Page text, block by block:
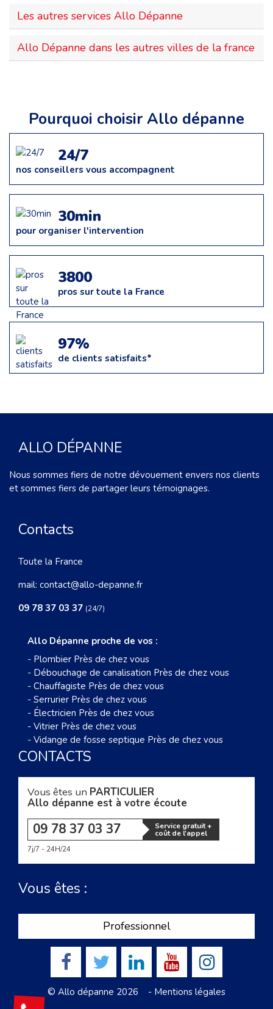
Les autres services Allo Dépanne
Allo Dépanne dans les autres villes de la france
Pourquoi choisir Allo dépanne
24/7
nos conseillers vous accompagnent
30min
pour organiser l'intervention
3800
pros sur toute la France
97%
de clients satisfaits*
ALLO DÉPANNE
Nous sommes fiers de notre dévouement envers nos clients
et sommes fiers de partager leurs témoignages.
Contacts
Toute la France
mail: contact@allo-depanne.fr
09 78 37 03 37 (24/7)
Allo Dépanne proche de vos :
- Plombier Près de chez vous
- Débouchage de canalisation Près de chez vous
- Chauffagiste Près de chez vous
- Serrurier Près de chez vous
- Électricien Près de chez vous
- Vitrier Près de chez vous
- Vidange de fosse septique Près de chez vous
CONTACTS
Vous êtes un PARTICULIER
Allo dépanne est à votre écoute
09 78 37 03 37 Service gratuit +
coût de l'appel
7j/7 - 24H/24
Vous êtes :
Professionnel
© Allo dépanne 2026 - Mentions légales